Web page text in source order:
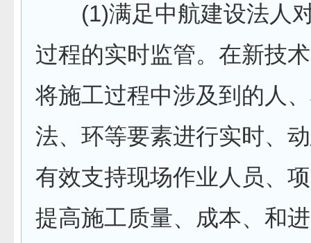
(1)满足中航建设法人
过程的实时监管。在新技
将施工过程中涉及到的人
法、环等要素进行实时、
有效支持现场作业人员、
提高施工质量、成本、和